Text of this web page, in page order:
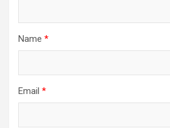
Name *
Email *